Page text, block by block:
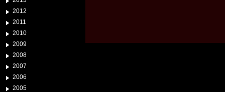
2012
2011
2010
2009
2008
2007
2006
2005